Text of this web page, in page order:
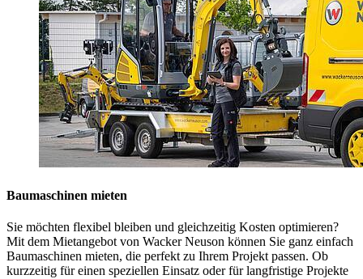
Baumaschinen mieten
Sie möchten flexibel bleiben und gleichzeitig Kosten optimieren?
Mit dem Mietangebot von Wacker Neuson können Sie ganz einfach
Baumaschinen mieten, die perfekt zu Ihrem Projekt passen. Ob
kurzzeitig für einen speziellen Einsatz oder für langfristige Projekte